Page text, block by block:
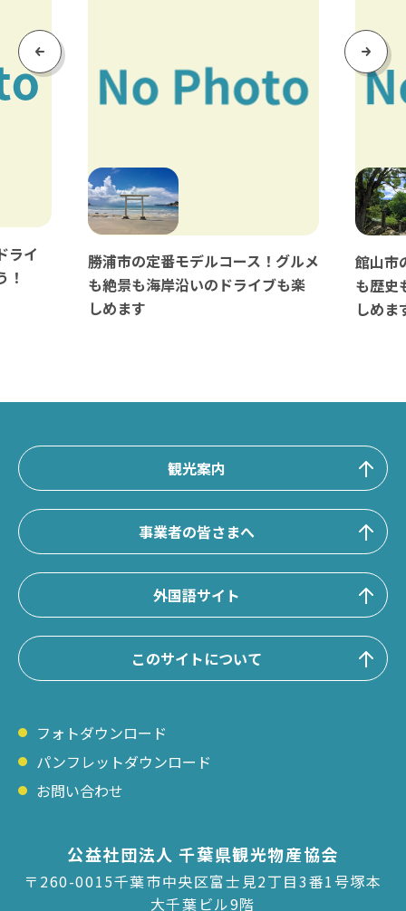
Previous
ライ
！
勝浦市の定番モデルコース！グルメ
も絶景も海岸沿いのドライブも楽
しめます
館山市
も歴史
しめま
Next
観光案内
事業者の皆さまへ
外国語サイト
このサイトについて
フォトダウンロード
パンフレットダウンロード
お問い合わせ
公益社団法人 千葉県観光物産協会
〒260-0015千葉市中央区富士見2丁目3番1号塚本
大千葉ビル9階